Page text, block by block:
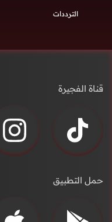
الترددات
قناة الفجيرة
حمل التطبيق